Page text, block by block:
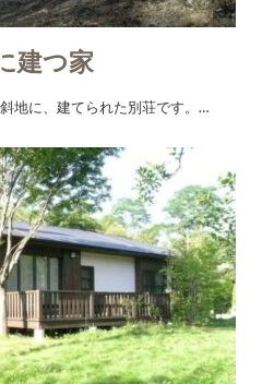
建つ家
地に、建てられた別荘です。…